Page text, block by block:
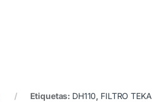
Etiquetas: DH110, FILTRO TEKA